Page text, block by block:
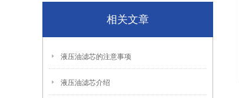
相关文章
液压油滤芯的注意事项
液压油滤芯介绍